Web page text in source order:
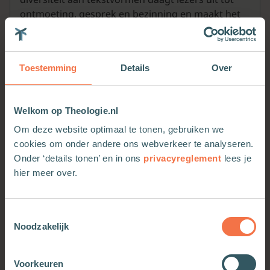
Toestemming Details Over
Welkom op Theologie.nl
Om deze website optimaal te tonen, gebruiken we
cookies om onder andere ons webverkeer te analyseren.
Onder ‘details tonen’ en in ons privacyreglement lees je
hier meer over.
Noodzakelijk
Voorkeuren
ontmoeting, gesprek en bezinning en maakt het
geschrift tot een praktijkboek voor alle beoogde
doelgroepen. Daarnaast nodigt het boek ook uit
Meer van deze auteur